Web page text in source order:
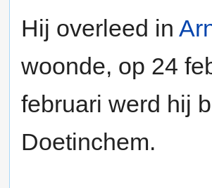
Hij overleed in
woonde, op 24
februari werd hij
Doetinchem.